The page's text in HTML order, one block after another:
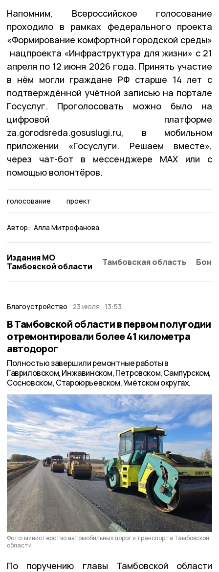
Напомним, Всероссийское голосование
проходило в рамках федерального проекта
«Формирование комфортной городской среды»
нацпроекта «Инфраструктура для жизни» с 21
апреля по 12 июня 2026 года. Принять участие
в нём могли граждане РФ старше 14 лет с
подтверждённой учётной записью на портале
Госуслуг. Проголосовать можно было на
цифровой платформе
za.gorodsreda.gosuslugi.ru, в мобильном
приложении «Госуслуги. Решаем вместе»,
через чат-бот в мессенджере MAX или с
помощью волонтёров.
голосование проект
Автор: Алла Митрофанова
Издания МО
Тамбовской области
Тамбовская область
Благоустройство 23 июля , 13:53
В Тамбовской области в первом полугодии
отремонтировали более 41 километра
автодорог
Полностью завершили ремонтные работы в
Гавриловском, Инжавинском, Петровском, Сампурском,
Сосновском, Староюрьевском, Умётском округах.
Фото: министерство автомобильных дорог и транспорта Тамбовской
области
По поручению главы Тамбовской области